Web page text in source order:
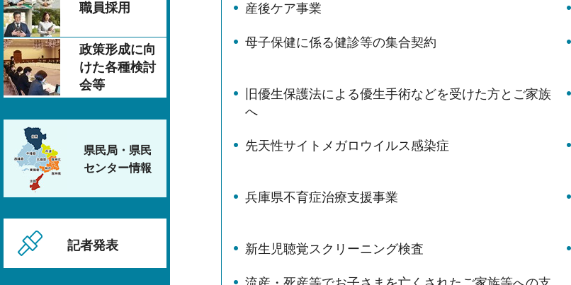
職員採用
政策形成に向
けた各種検討
会等
県民局・県民
センター情報
記者発表
産後ケア事業
母子保健に係る健診等の集合契約
旧優生保護法による優生手術などを受けた方とご家族
へ
先天性サイトメガロウイルス感染症
兵庫県不育症治療支援事業
新生児聴覚スクリーニング検査